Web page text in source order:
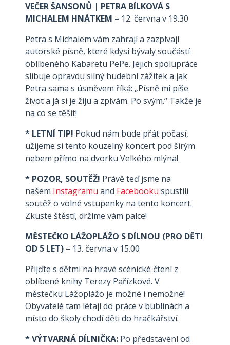
VEČER ŠANSONŮ | PETRA BÍLKOVÁ S
MICHALEM HNÁTKEM – 12. června v 19.30
Petra s Michalem vám zahrají a zazpívají
autorské písně, které kdysi bývaly součástí
oblíbeného Kabaretu PePe. Jejich spolupráce
slibuje opravdu silný hudební zážitek a jak
Petra sama s úsměvem říká: „Písně mi píše
život a já si je žiju a zpívám. Po svým.“ Takže je
na co se těšit!
* LETNÍ TIP! Pokud nám bude přát počasí,
užijeme si tento kouzelný koncert pod širým
nebem přímo na dvorku Velkého mlýna!
* POZOR, SOUTĚŽ! Právě teď jsme na
našem Instagramu ​ and Facebooku ​ spustili
soutěž o volné vstupenky na tento koncert.
Zkuste štěstí, držíme vám palce!
MĚSTEČKO LÁŽOPLÁŽO S DÍLNOU (PRO DĚTI
OD 5 LET) – 13. června v 15.00
Přijďte s dětmi na hravé scénické čtení z
oblíbené knihy Terezy Pařízkové. V
městečku Lážoplážo je možné i nemožné!
Obyvatelé tam létají do práce v bublinách a
místo do školy chodí děti do hračkářství.
* VÝTVARNÁ DÍLNIČKA: Po představení od